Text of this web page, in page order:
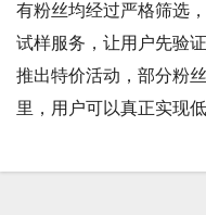
有粉丝均经过严格筛选
试样服务，让用户先验
推出特价活动，部分粉
里，用户可以真正实现